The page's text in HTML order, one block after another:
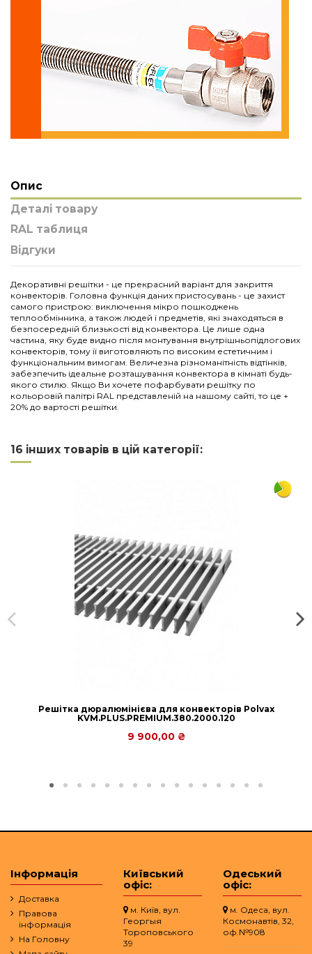
Опис
Деталі товару
RAL таблиця
Відгуки
Декоративні решітки - це прекрасний варіант для закриття
конвекторів. Головна функція даних пристосувань - це захист
самого пристрою: виключення мікро пошкоджень
теплообмінника, а також людей і предметів, які знаходяться в
безпосередній близькості від конвектора. Це лише одна
частина, яку буде видно після монтування внутрішньопідлогових
конвекторів, тому її виготовляють по високим естетичним і
функціональним вимогам. Величезна різноманітність відтінків,
забезпечить ідеальне розташування конвектора в кімнаті будь-
якого стилю. Якщо Ви хочете пофарбувати решітку по
кольоровій палітрі RAL представленій на нашому сайті, то це +
20% до вартості решітки.
Ширина
380
16 інших товарів в цій категорії:
Решітка дюралюмінієва для конвекторів Polvax
KVM.PLUS.PREMIUM.380.2000.120
9 900,00 ₴
Інформація
Доставка
Правова
інформація
На Головну
Київський
офіс:
м. Київ, вул.
Георгыя
Тороповського
39
Одеський
офіс:
м. Одеса, вул.
Космонавтів, 32,
оф.№908